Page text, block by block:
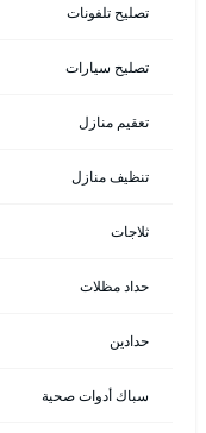
تصليح تلفونات
تصليح سيارات
تعقيم منازل
تنظيف منازل
ثلاجات
حداد مظلات
حدادين
سباك أدوات صحية